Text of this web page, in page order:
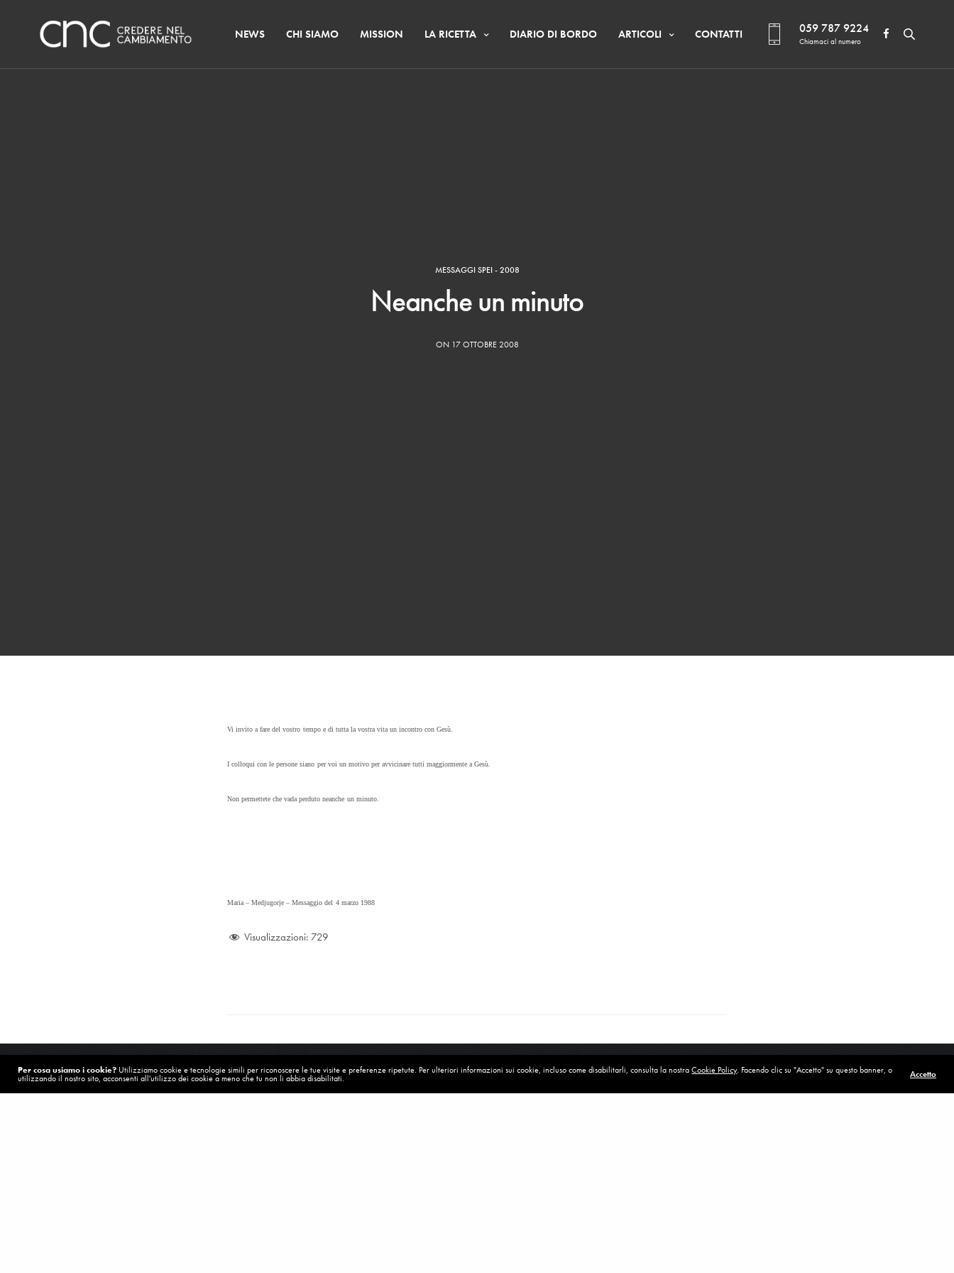
NEWS CHI SIAMO MISSION LA RICETTA DIARIO DI BORDO ARTICOLI CONTATTI 059 787 9224
Chiamaci al numero
MESSAGGI SPEI - 2008
Neanche un minuto
ON 17 OTTOBRE 2008
Vi invito a fare del vostro tempo e di tutta la vostra vita un incontro con Gesù.
I colloqui con le persone siano per voi un motivo per avvicinare tutti maggiormente a Gesù.
Non permettete che vada perduto neanche un minuto.
Maria – Medjugorje –Messaggio del 4 marzo 1988
Visualizzazioni: 729
Per cosa usiamo i cookie? Utilizziamo cookie e tecnologie simili per riconoscere le tue visite e preferenze ripetute. Per ulteriori informazioni sui cookie, incluso come disabilitarli, consulta la nostraCookie Policy. Facendo clic su "Accetto" su questo banner, o
utilizzando il nostro sito, acconsenti all'utilizzo dei cookie a meno che tu non li abbia disabilitati. Accetto